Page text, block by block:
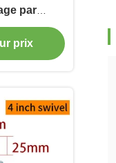
par
505S-26
prix